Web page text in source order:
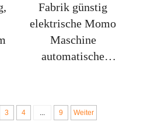
Fabrik günstig
elektrische Momo
Maschine
automatische
automatische
Dampfbrötchen
3 4 ... 9 Weiter